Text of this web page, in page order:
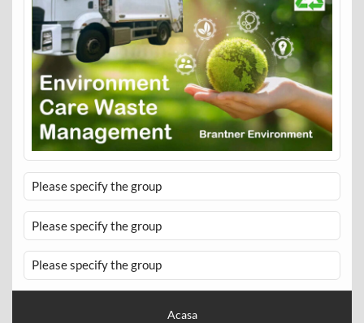
Please specify the group
Please specify the group
Please specify the group
Acasa